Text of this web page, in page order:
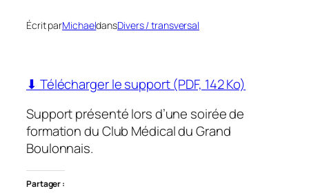
Écrit parMichaeldansDivers / transversal
⬇ Télécharger le support (PDF, 142 Ko)
Support présenté lors d’une soirée de
formation du Club Médical du Grand
Boulonnais.
Partager :